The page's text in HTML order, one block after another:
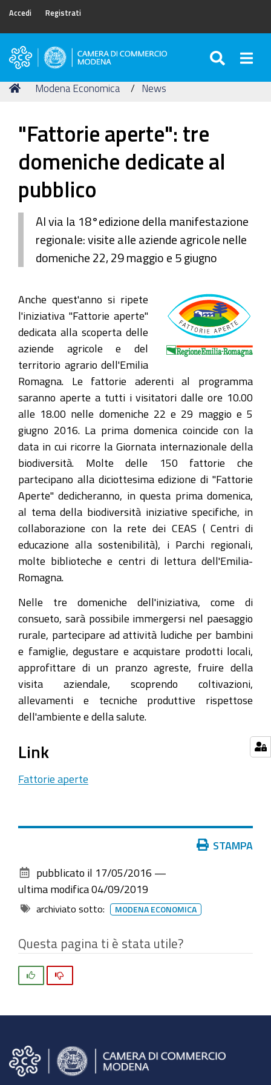
Accedi Registrati
Camera
Commercio
Tu
Home
Modena Economica News
"Fattorie aperte": tre
domeniche dedicate al
pubblico
Al via la 18°edizione della manifestazione
regionale: visite alle aziende agricole nelle
domeniche 22, 29 maggio e 5 giugno
Anche quest'anno si ripete
l'iniziativa "Fattorie aperte"
dedicata alla scoperta delle
aziende agricole e del
territorio agrario dell'Emilia
Romagna. Le fattorie aderenti al programma
saranno aperte a tutti i visitatori dalle ore 10.00
alle 18.00 nelle domeniche 22 e 29 maggio e 5
giugno 2016. La prima domenica coincide con la
data in cui ricorre la Giornata internazionale della
biodiversità. Molte delle 150 fattorie che
partecipano alla diciottesima edizione di "Fattorie
Aperte" dedicheranno, in questa prima domenica,
al tema della biodiversità iniziative specifiche, in
collaborazione con la rete dei CEAS ( Centri di
educazione alla sostenibilità), i Parchi regionali,
molte biblioteche e centri di lettura dell'Emilia-
Romagna.
Nelle tre domeniche dell'iniziativa, come di
consueto, sarà possibile immergersi nel paesaggio
rurale, partecipare ad attività ludiche per bambini
e famiglie, degustare e acquistare prodotti locali,
approfittare di un pranzo agreste, fruire della
visita aziendale, scoprendo coltivazioni,
allevamenti e tecniche produttive rispettose
dell'ambiente e della salute.
Link
Fattorie aperte
documento
STAMPA
pubblicato il 17/05/2016 —
ultima modifica 04/09/2019
archiviato sotto: MODENA ECONOMICA
Questa pagina ti è stata utile?